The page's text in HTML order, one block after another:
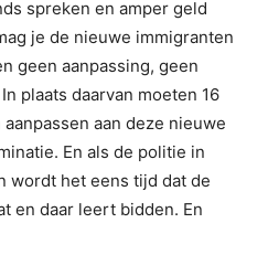
spreken en amper geld
je de nieuwe immigranten
geen aanpassing, geen
plaats daarvan moeten 16
aan deze nieuwe
En als de politie in
wordt het eens tijd dat de
en daar leert bidden. En